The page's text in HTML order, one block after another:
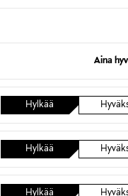
Aina
Hylkää
Hylkää
Hylkää
Eney-
Original
24,90